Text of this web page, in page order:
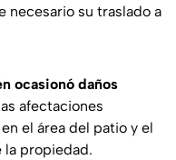
necesario su traslado a
ocasionó daños
afectaciones
el área del patio y el
la propiedad.